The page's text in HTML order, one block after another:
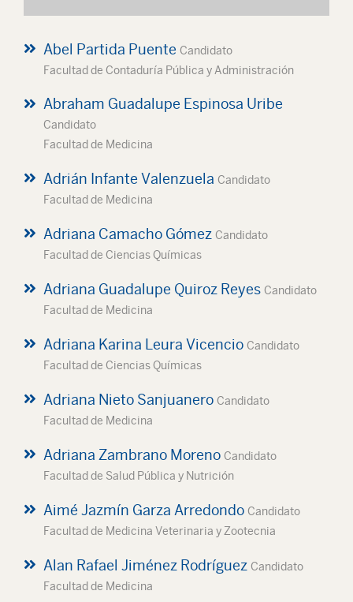
Abel Partida Puente Candidato
Facultad de Contaduría Pública y Administración
Abraham Guadalupe Espinosa Uribe
Candidato
Facultad de Medicina
Adrián Infante Valenzuela Candidato
Facultad de Medicina
Adriana Camacho Gómez Candidato
Facultad de Ciencias Químicas
Adriana Guadalupe Quiroz Reyes Candidato
Facultad de Medicina
Adriana Karina Leura Vicencio Candidato
Facultad de Ciencias Químicas
Adriana Nieto Sanjuanero Candidato
Facultad de Medicina
Adriana Zambrano Moreno Candidato
Facultad de Salud Pública y Nutrición
Aimé Jazmín Garza Arredondo Candidato
Facultad de Medicina Veterinaria y Zootecnia
Alan Rafael Jiménez Rodríguez Candidato
Facultad de Medicina